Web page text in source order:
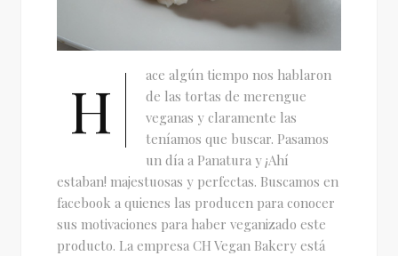
H
ace algún tiempo nos hablaron
de las tortas de merengue
veganas y claramente las
teníamos que buscar. Pasamos
un día a Panatura y ¡Ahí
estaban! majestuosas y perfectas. Buscamos en
facebook a quienes las producen para conocer
sus motivaciones para haber veganizado este
producto. La empresa CH Vegan Bakery está